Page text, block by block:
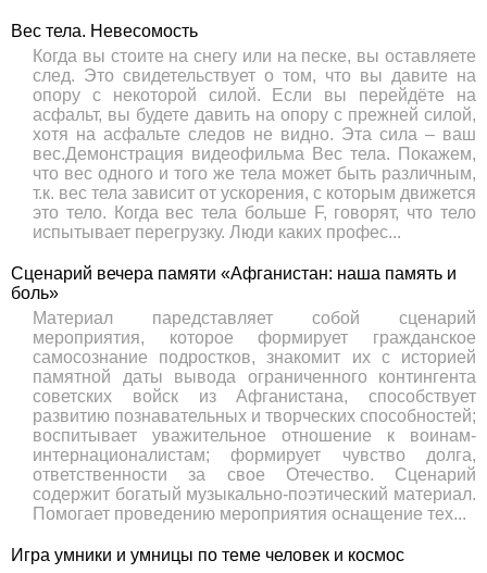
Вес тела. Невесомость
Когда вы стоите на снегу или на песке, вы оставляете
след. Это свидетельствует о том, что вы давите на
опору с некоторой силой. Если вы перейдёте на
асфальт, вы будете давить на опору с прежней силой,
хотя на асфальте следов не видно. Эта сила – ваш
вес.Демонстрация видеофильма Вес тела. Покажем,
что вес одного и того же тела может быть различным,
т.к. вес тела зависит от ускорения, с которым движется
это тело. Когда вес тела больше F, говорят, что тело
испытывает перегрузку. Люди каких профес...
Сценарий вечера памяти «Афганистан: наша память и
боль»
Материал паредставляет собой сценарий
мероприятия, которое формирует гражданское
самосознание подростков, знакомит их с историей
памятной даты вывода ограниченного контингента
советских войск из Афганистана, способствует
развитию познавательных и творческих способностей;
воспитывает уважительное отношение к воинам-
интернационалистам; формирует чувство долга,
ответственности за свое Отечество. Сценарий
содержит богатый музыкально-поэтический материал.
Помогает проведению мероприятия оснащение тех...
Игра умники и умницы по теме человек и космос